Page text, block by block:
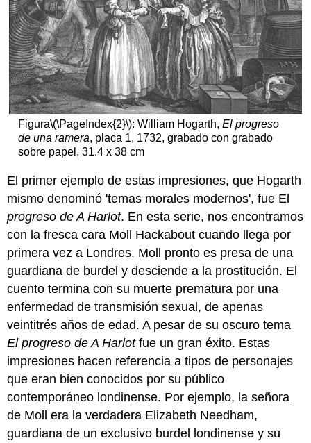
ausencia
Recursos
adicionales:
Joseph
Wright
de
Derby,
Un
filósofo
dando
una
en
el
La
de
la
Ilustración
José
de
Derby
La
intensidad
descubrimiento
científico
Heroizando
Figura\(\PageIndex{2}\): William Hogarth, El progreso
de una ramera, placa 1, 1732, grabado con grabado
sobre papel, 31.4 x 38 cm
El primer ejemplo de estas impresiones, que Hogarth
mismo denominó 'temas morales modernos', fue El
progreso de A Harlot. En esta serie, nos encontramos
con la fresca cara Moll Hackabout cuando llega por
primera vez a Londres. Moll pronto es presa de una
guardiana de burdel y desciende a la prostitución. El
cuento termina con su muerte prematura por una
enfermedad de transmisión sexual, de apenas
veintitrés años de edad. A pesar de su oscuro tema
El progreso de A Harlotfue un gran éxito. Estas
impresiones hacen referencia a tipos de personajes
que eran bien conocidos por su público
contemporáneo londinense. Por ejemplo, la señora
de Moll era la verdadera Elizabeth Needham,
guardiana de un exclusivo burdel londinense y su